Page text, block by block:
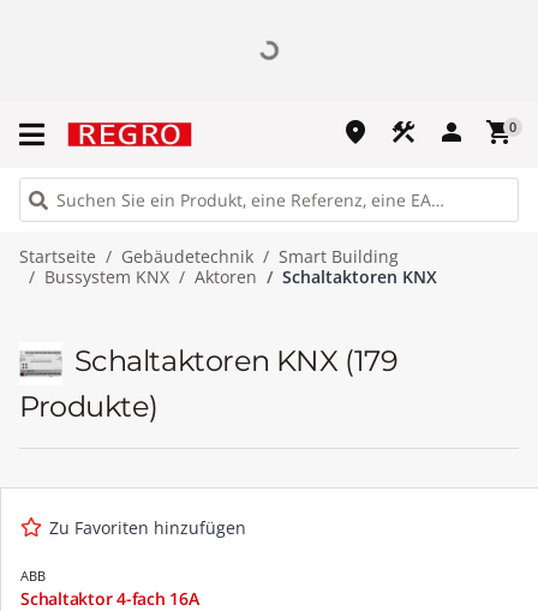
place construction person shopping_cart0
Startseite Gebäudetechnik
Smart Building
Bussystem KNX
Aktoren Schaltaktoren KNX
Schaltaktoren KNX (179
Produkte)
Zu Favoriten hinzufügen
ABB
Schaltaktor 4-fach 16A